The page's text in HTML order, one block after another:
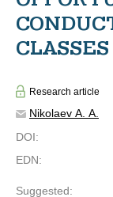
CLASSES
Research article
Nikolaev A. A.
DOI:
EDN:
Suggested: